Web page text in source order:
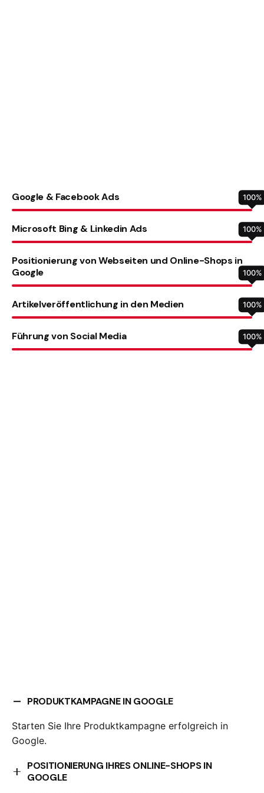
Google & Facebook Ads 100%
Microsoft Bing & Linkedin Ads 100%
Positionierung von Webseiten und Online-Shops in
Google
100%
Artikelveröffentlichung in den Medien 100%
Führung von Social Media 100%
PRODUKTKAMPAGNE IN GOOGLE
Starten Sie Ihre Produktkampagne erfolgreich in
Google.
POSITIONIERUNG IHRES ONLINE-SHOPS IN
GOOGLE